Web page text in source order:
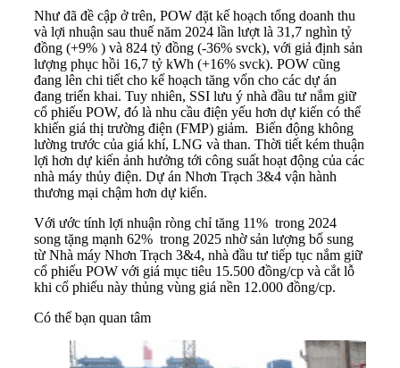
Như đã đề cập ở trên, POW đặt kế hoạch tổng doanh thu
và lợi nhuận sau thuế năm 2024 lần lượt là 31,7 nghìn tỷ
đồng (+9% ) và 824 tỷ đồng (-36% svck), với giả định sản
lượng phục hồi 16,7 tỷ kWh (+16% svck). POW cũng
đang lên chi tiết cho kế hoạch tăng vốn cho các dự án
đang triển khai. Tuy nhiên, SSI lưu ý nhà đầu tư nắm giữ
cổ phiếu POW, đó là nhu cầu điện yếu hơn dự kiến có thể
khiến giá thị trường điện (FMP) giảm. Biến động không
lường trước của giá khí, LNG và than. Thời tiết kém thuận
lợi hơn dự kiến ảnh hưởng tới công suất hoạt động của các
nhà máy thủy điện. Dự án Nhơn Trạch 3&4 vận hành
thương mại chậm hơn dự kiến.
Với ước tính lợi nhuận ròng chỉ tăng 11% trong 2024
song tặng mạnh 62% trong 2025 nhờ sản lượng bổ sung
từ Nhà máy Nhơn Trạch 3&4, nhà đầu tư tiếp tục nắm giữ
cổ phiếu POW với giá mục tiêu 15.500 đồng/cp và cắt lỗ
khi cổ phiếu này thủng vùng giá nền 12.000 đồng/cp.
Có thể bạn quan tâm